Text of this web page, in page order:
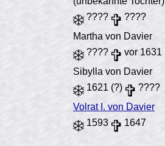
????
????
Martha von Davier
????
vor 1631
Sibylla von Davier
1621 (?)
????
Volrat I. von Davier
1593
1647